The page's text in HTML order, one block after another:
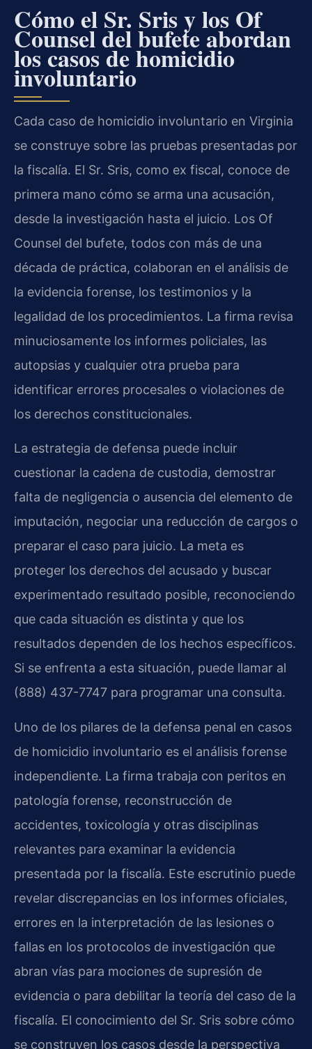
Cómo el Sr. Sris y los Of
Counsel del bufete abordan
los casos de homicidio
involuntario
Cada caso de homicidio involuntario en Virginia
se construye sobre las pruebas presentadas por
la fiscalía. El Sr. Sris, como ex fiscal, conoce de
primera mano cómo se arma una acusación,
desde la investigación hasta el juicio. Los Of
Counsel del bufete, todos con más de una
década de práctica, colaboran en el análisis de
la evidencia forense, los testimonios y la
legalidad de los procedimientos. La firma revisa
minuciosamente los informes policiales, las
autopsias y cualquier otra prueba para
identificar errores procesales o violaciones de
los derechos constitucionales.
La estrategia de defensa puede incluir
cuestionar la cadena de custodia, demostrar
falta de negligencia o ausencia del elemento de
imputación, negociar una reducción de cargos o
preparar el caso para juicio. La meta es
proteger los derechos del acusado y buscar
experimentado resultado posible, reconociendo
que cada situación es distinta y que los
resultados dependen de los hechos específicos.
Si se enfrenta a esta situación, puede llamar al
(888) 437-7747 para programar una consulta.
Uno de los pilares de la defensa penal en casos
de homicidio involuntario es el análisis forense
independiente. La firma trabaja con peritos en
patología forense, reconstrucción de
accidentes, toxicología y otras disciplinas
relevantes para examinar la evidencia
presentada por la fiscalía. Este escrutinio puede
revelar discrepancias en los informes oficiales,
errores en la interpretación de las lesiones o
fallas en los protocolos de investigación que
abran vías para mociones de supresión de
evidencia o para debilitar la teoría del caso de la
fiscalía. El conocimiento del Sr. Sris sobre cómo
se construyen los casos desde la perspectiva